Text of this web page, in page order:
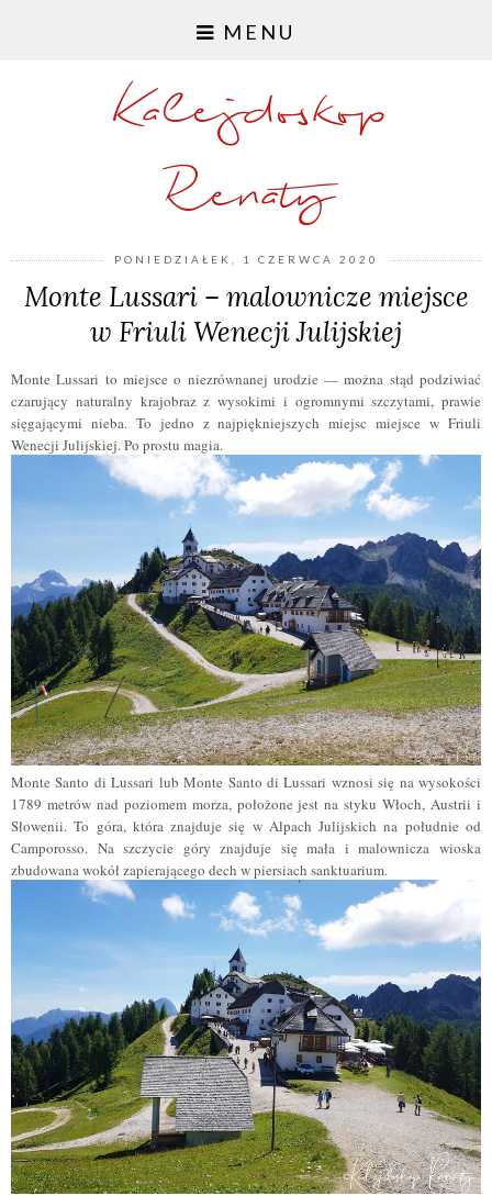
MENU
Kalejdoskop
Renaty
PONIEDZIAŁEK, 1 CZERWCA 2020
Monte Lussari – malownicze miejsce
w Friuli Wenecji Julijskiej
Monte Lussari to miejsce o niezrównanej urodzie — można stąd podziwiać
czarujący naturalny krajobraz z wysokimi i ogromnymi szczytami, prawie
sięgającymi nieba. To jedno z najpiękniejszych miejsc miejsce w Friuli
Wenecji Julijskiej. Po prostu magia.
Monte Santo di Lussari lub Monte Santo di Lussari wznosi się na wysokości
1789 metrów nad poziomem morza, położone jest na styku Włoch, Austrii i
Słowenii. To góra, która znajduje się w Alpach Julijskich na południe od
Camporosso. Na szczycie góry znajduje się mała i malownicza wioska
zbudowana wokół zapierającego dech w piersiach sanktuarium.